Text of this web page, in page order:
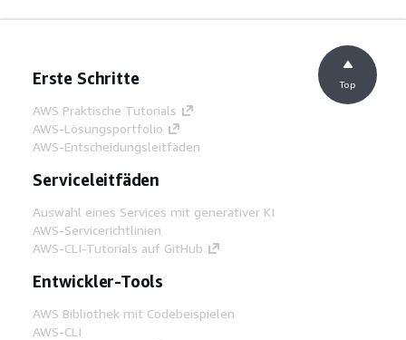
Erste Schritte
AWS Praktische Tutorials
AWS-Lösungsportfolio
AWS-Entscheidungsleitfäden
Serviceleitfäden
Auswahl eines Services mit generativer KI
AWS-Servicerichtlinien
AWS-CLI-Tutorials auf GitHub
Entwickler-Tools
AWS Bibliothek mit Codebeispielen
AWS-CLI
Top